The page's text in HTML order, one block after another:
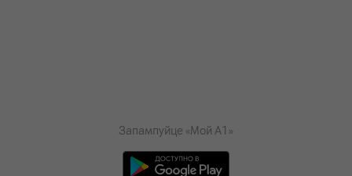
Запампуйце «Мой А1»